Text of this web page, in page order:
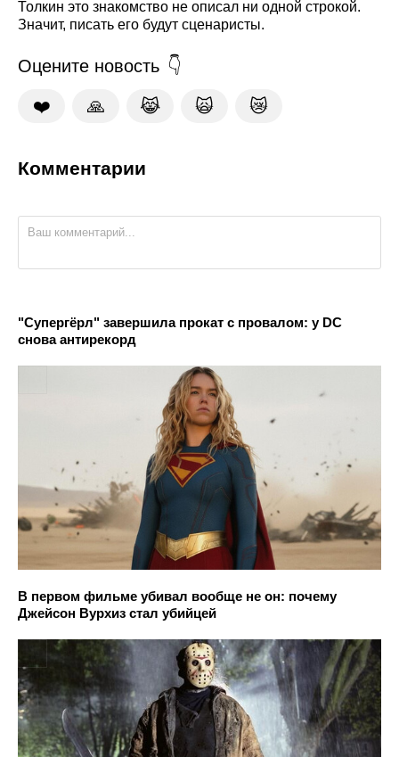
Толкин это знакомство не описал ни одной строкой.
Значит, писать его будут сценаристы.
Оцените новость
❤️ 🙏 😹 🙀 😿
Комментарии
"Супергёрл" завершила прокат с провалом: у DC
снова антирекорд
В первом фильме убивал вообще не он: почему
Джейсон Вурхиз стал убийцей